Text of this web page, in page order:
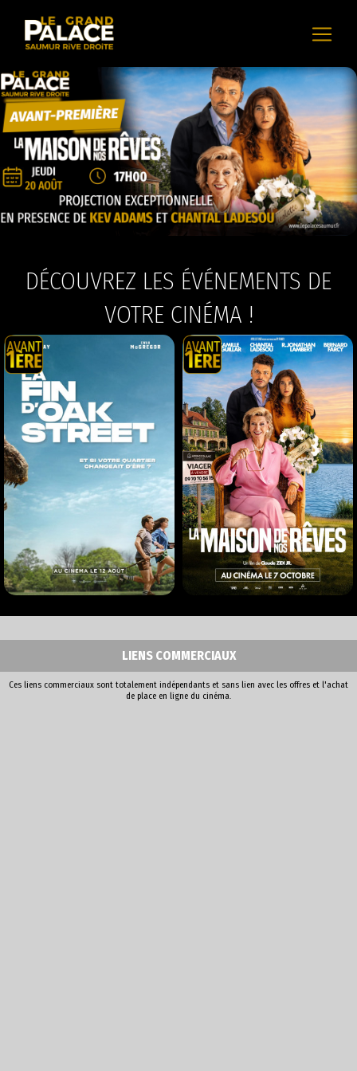
DÉCOUVREZ LES ÉVÉNEMENTS DE
VOTRE CINÉMA !
LIENS COMMERCIAUX
Ces liens commerciaux sont totalement indépendants et sans lien avec les offres et l'achat
de place en ligne du cinéma.